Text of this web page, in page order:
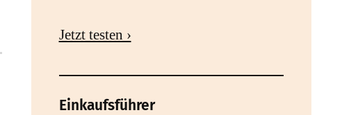
Jetzt testen ›
Einkaufsführer